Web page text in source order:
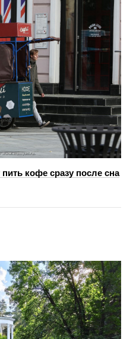
кофе сразу после сна